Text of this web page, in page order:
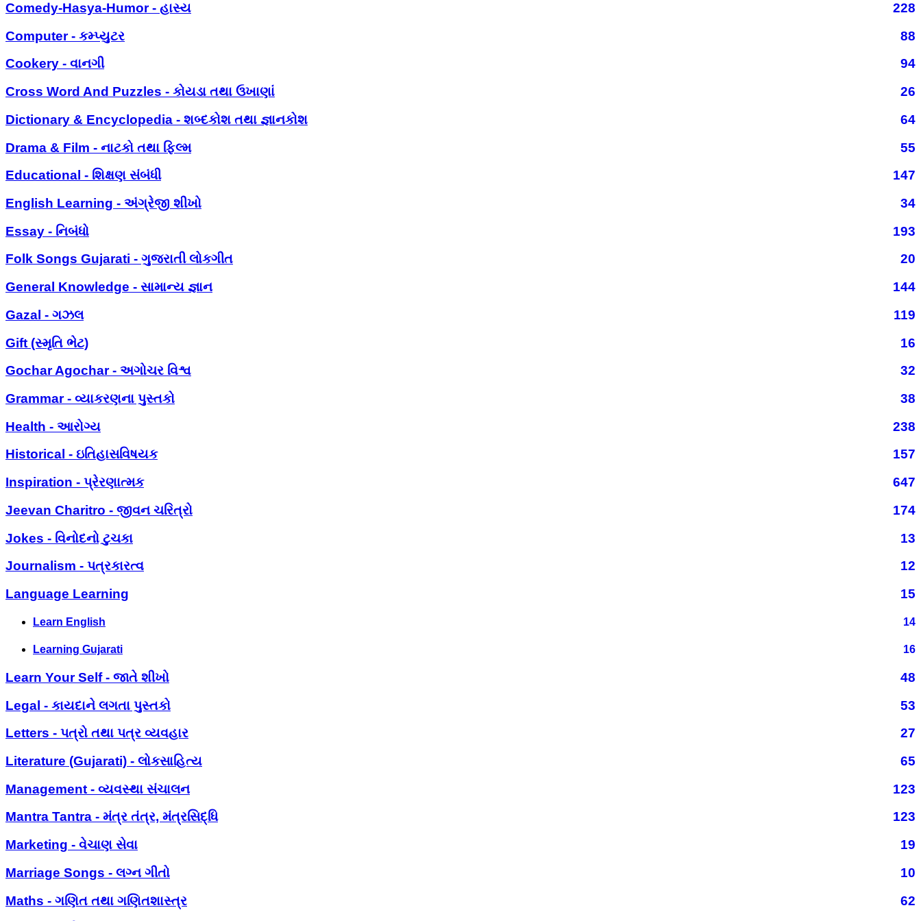
Comedy-Hasya-Humor - હાસ્ય
228
Computer - કમ્પ્યુટર
88
Cookery - વાનગી
94
Cross Word And Puzzles - કોયડા તથા ઉખાણાં
26
Dictionary & Encyclopedia - શબ્દકોશ તથા જ્ઞાનકોશ
64
Drama & Film - નાટકો તથા ફિલ્મ
55
Educational - શિક્ષણ સંબંધી
147
English Learning - અંગ્રેજી શીખો
34
Essay - નિબંધો
193
Folk Songs Gujarati - ગુજરાતી લોકગીત
20
General Knowledge - સામાન્ય જ્ઞાન
144
Gazal - ગઝલ
119
Gift (સ્મૃતિ ભેટ)
16
Gochar Agochar - અગોચર વિશ્વ
32
Grammar - વ્યાકરણના પુસ્તકો
38
Health - આરોગ્ય
238
Historical - ઇતિહાસવિષયક
157
Inspiration - પ્રેરણાત્મક
647
Jeevan Charitro - જીવન ચરિત્રો
174
Jokes - વિનોદનો ટુચકા
13
Journalism - પત્રકારત્વ
12
Language Learning
15
Learn English 14
Learning Gujarati 16
Learn Your Self - જાતે શીખો
48
Legal - કાયદાને લગતા પુસ્તકો
53
Letters - પત્રો તથા પત્ર વ્યવહાર
27
Literature (Gujarati) - લોકસાહિત્ય
65
Management - વ્યવસ્થા સંચાલન
123
Mantra Tantra - મંત્ર તંત્ર, મંત્રસિદ્ધિ
123
Marketing - વેચાણ સેવા
19
Marriage Songs - લગ્ન ગીતો
10
Maths - ગણિત તથા ગણિતશાસ્ત્ર
62